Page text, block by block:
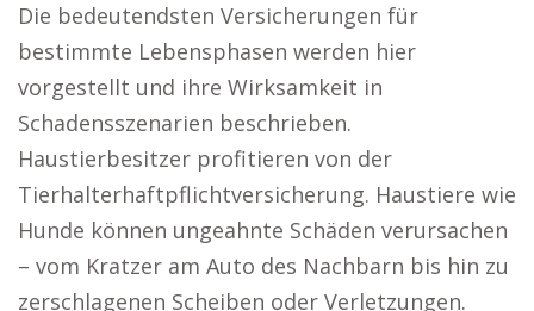
Die bedeutendsten Versicherungen für
bestimmte Lebensphasen werden hier
vorgestellt und ihre Wirksamkeit in
Schadensszenarien beschrieben.
Haustierbesitzer profitieren von der
Tierhalterhaftpflichtversicherung. Haustiere wie
Hunde können ungeahnte Schäden verursachen
– vom Kratzer am Auto des Nachbarn bis hin zu
zerschlagenen Scheiben oder Verletzungen.